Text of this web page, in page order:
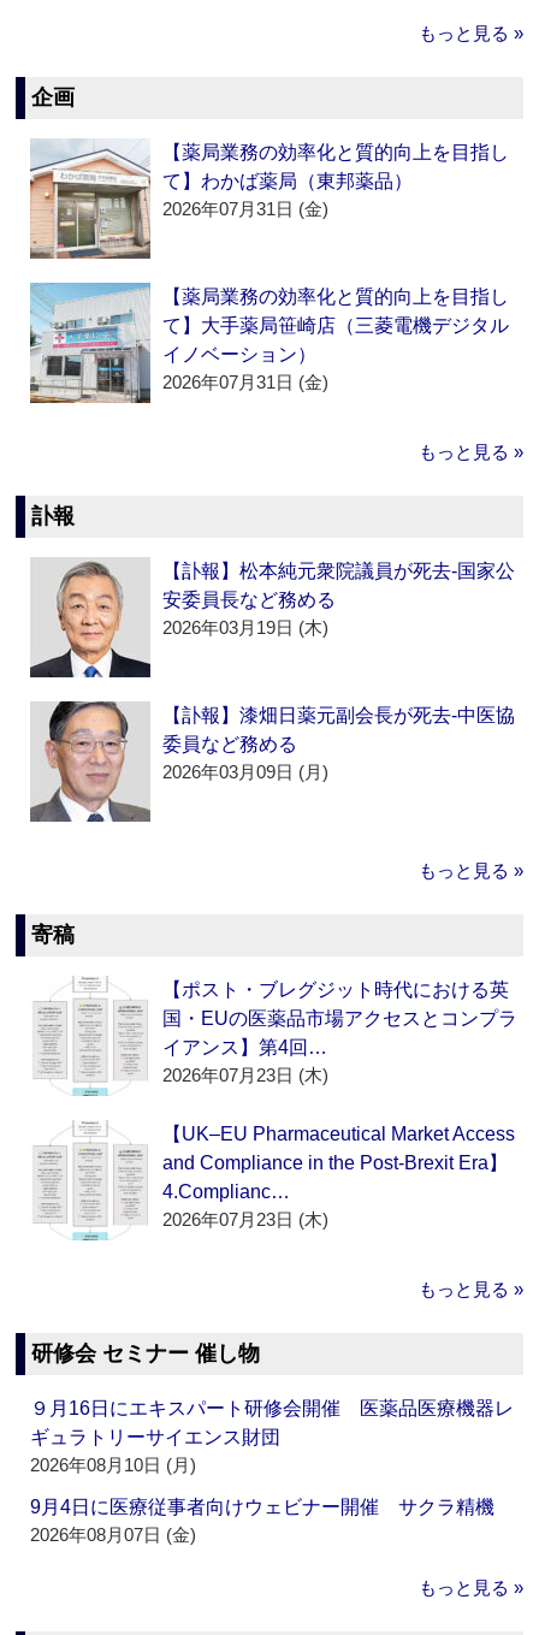
もっと見る »
企画
【薬局業務の効率化と質的向上を目指し
て】わかば薬局（東邦薬品）
2026年07月31日 (金)
【薬局業務の効率化と質的向上を目指し
て】大手薬局笹崎店（三菱電機デジタル
イノベーション）
2026年07月31日 (金)
もっと見る »
訃報
【訃報】松本純元衆院議員が死去‐国家公
安委員長など務める
2026年03月19日 (木)
【訃報】漆畑日薬元副会長が死去‐中医協
委員など務める
2026年03月09日 (月)
もっと見る »
寄稿
【ポスト・ブレグジット時代における英
国・EUの医薬品市場アクセスとコンプラ
イアンス】第4回…
2026年07月23日 (木)
【UK–EU Pharmaceutical Market Access
and Compliance in the Post-Brexit Era】
4.Complianc…
2026年07月23日 (木)
もっと見る »
研修会 セミナー 催し物
９月16日にエキスパート研修会開催 医薬品医療機器レ
ギュラトリーサイエンス財団
2026年08月10日 (月)
9月4日に医療従事者向けウェビナー開催 サクラ精機
2026年08月07日 (金)
もっと見る »